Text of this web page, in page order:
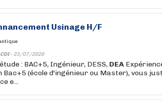
Usinage H/F
CDI - 23/07/2026
: BAC+5, Ingénieur, DESS, DEA
Bac+5 (école d'ingénieur ou Master), vous
e...